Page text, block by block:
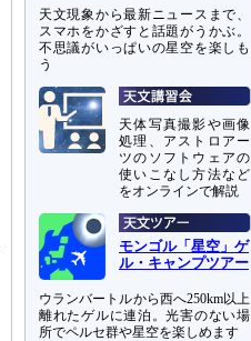
天文現象から最新ニュースまで、
スマホをかざすと話題がうかぶ。
不思議がいっぱいの星空を楽しも
う
天体写真撮影や画像
処理、アストロアー
ツのソフトウェアの
使いこなし方法など
をオンラインで解説
モンゴル「星空」ゲ
ル・キャンプツアー
ウランバートルから西へ250km以上
離れたゲルに連泊。光害のない場
所でペルセ群や星空を楽しめます